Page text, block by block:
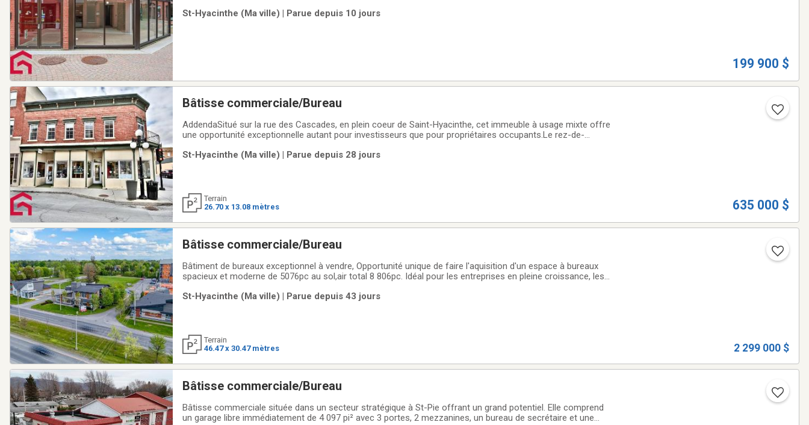
près. Endroit idéal pour y établir
St-Hyacinthe (Ma ville) | Parue depuis 10 jours
199 900 $
Bâtisse commerciale/Bureau
AddendaSitué sur la rue des Cascades, en plein coeur de Saint-Hyacinthe, cet immeuble à usage mixte offre
une opportunité exceptionnelle autant pour investisseurs que pour propriétaires occupants.Le rez-de-
emplacement stratégique dans un secteur
St-Hyacinthe (Ma ville) | Parue depuis 28 jours
Terrain
26.70 x 13.08 mètres
635 000 $
Bâtisse commerciale/Bureau
Bâtiment de bureaux exceptionnel à vendre, Opportunité unique de faire l'aquisition d'un espace à bureaux
spacieux et moderne de 5076pc au sol,air total 8 806pc. Idéal pour les entreprises en pleine croissance, les
supérieure. Cette bâtisse
St-Hyacinthe (Ma ville) | Parue depuis 43 jours
Terrain
46.47 x 30.47 mètres
2 299 000 $
Bâtisse commerciale/Bureau
Bâtisse commerciale située dans un secteur stratégique à St-Pie offrant un grand potentiel. Elle comprend
un garage libre immédiatement de 4 097 pi² avec 3 portes, 2 mezzanines, un bureau de secrétaire et une